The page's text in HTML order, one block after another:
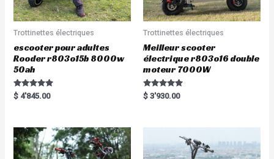
Trottinettes électriques
escooter pour adultes
Rooder r803o15b 8000w
50ah
Rated
5.00
$ 4'845.00
Trottinettes électriques
Meilleur scooter
électrique r803o16 double
moteur 7000W
Rated
5.00
$ 3'930.00